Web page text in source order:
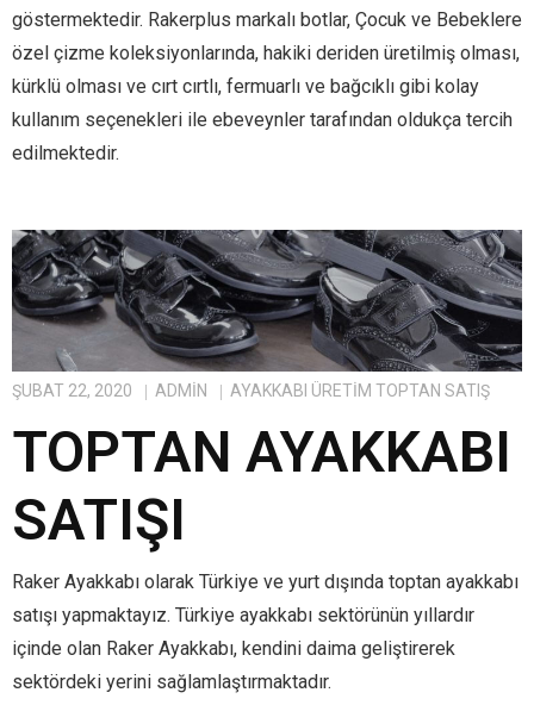
göstermektedir. Rakerplus markalı botlar, Çocuk ve Bebeklere
özel çizme koleksiyonlarında, hakiki deriden üretilmiş olması,
kürklü olması ve cırt cırtlı, fermuarlı ve bağcıklı gibi kolay
kullanım seçenekleri ile ebeveynler tarafından oldukça tercih
edilmektedir.
ŞUBAT 22, 2020 ADMIN AYAKKABI ÜRETIM TOPTAN SATIŞ
TOPTAN AYAKKABI
SATIŞI
Raker Ayakkabı olarak Türkiye ve yurt dışında toptan ayakkabı
satışı yapmaktayız. Türkiye ayakkabı sektörünün yıllardır
içinde olan Raker Ayakkabı, kendini daima geliştirerek
sektördeki yerini sağlamlaştırmaktadır.